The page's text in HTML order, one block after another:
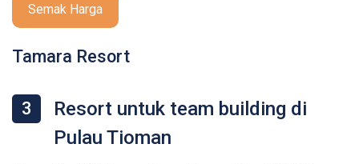
Semak Harga
Tamara Resort
3
Resort untuk team building di
Pulau Tioman